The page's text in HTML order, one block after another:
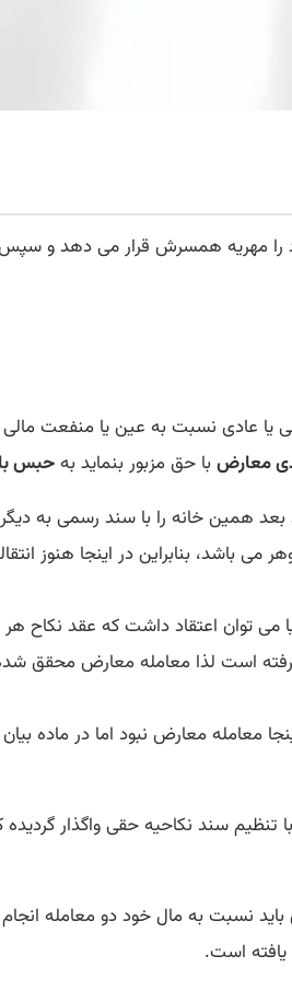
مهریه همسرش قرار می دهد و
معارضبا حق مزبور بنماید بهحبس
خانه را با سند رسمی به دیگری
می باشد، بنابراین در اینجا هنوز
می توان اعتقاد داشت که عقد نکاح
است لذا معامله معارض محقق
معامله معارض نبود اما در
تنظیم سند نکاحیه حقی واگذار
نسبت به مال خود دو معامله
است.